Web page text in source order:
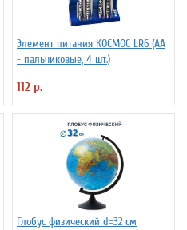
Элемент питания КОСМОС LR6 (АА
- пальчиковые, 4 шт.)
112 р.
Глобус физический d=32 см